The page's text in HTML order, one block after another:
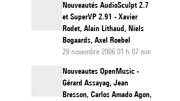
Nouveautés AudioSculpt 2.7
et SuperVP 2.91 - Xavier
Rodet, Alain Lithaud, Niels
Bogaards, Axel Roebel
29 novembre 2006 01 h 07 min
Nouveautes OpenMusic -
Gérard Assayag, Jean
Bresson, Carlos Amado Agon,